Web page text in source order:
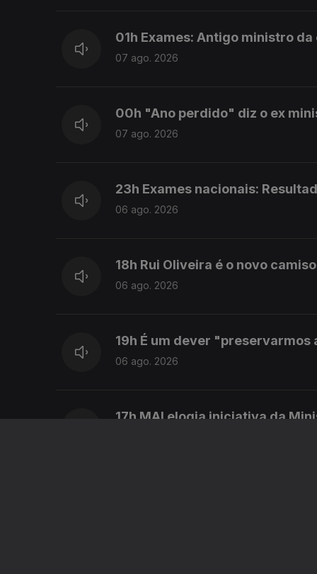
01h Exames: Antigo ministro
07 ago. 2026
00h "Ano perdido" diz o ex
07 ago. 2026
23h Exames nacionais:
06 ago. 2026
18h Rui Oliveira é o novo
06 ago. 2026
19h É um dever "preservarmos
06 ago. 2026
17h MAI elogia iniciativa da